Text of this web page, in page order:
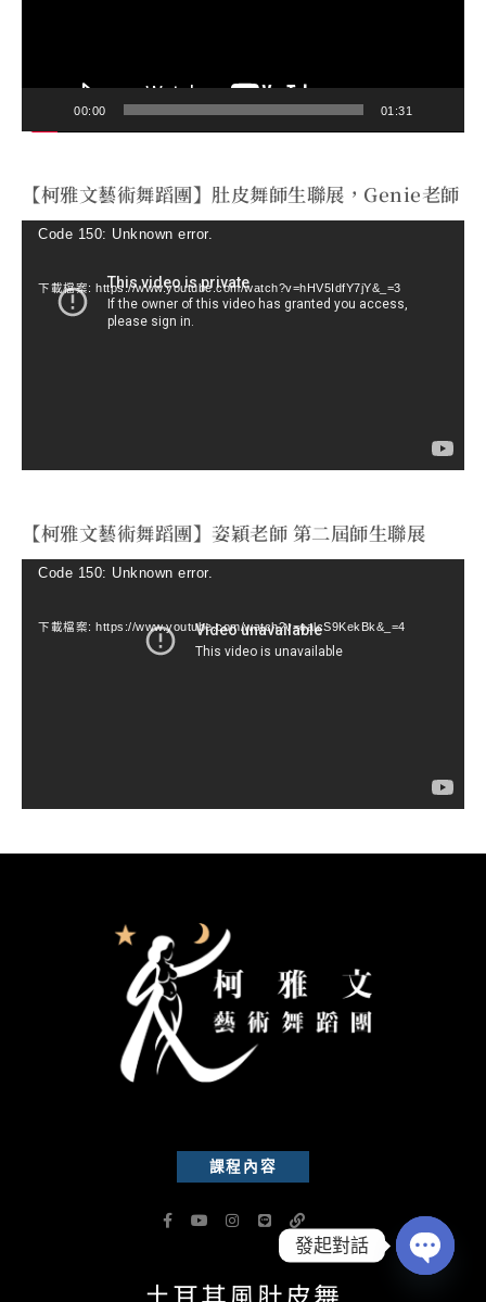
00:00 01:31
【柯雅文藝術舞蹈團】肚皮舞師生聯展，Genie老師
視Code 150: Unknown error.
下載檔案: https://www.youtube.com/watch?v=hHV5IdfY7jY&_=3
【柯雅文藝術舞蹈團】姿穎老師 第二屆師生聯展
視Code 150: Unknown error.
下載檔案: https://www.youtube.com/watch?v=ealcS9KekBk&_=4
課程內容
F
a
o
Y
o
b
I
n
g
L
i
L
i
n
k
發起對話
OPEN